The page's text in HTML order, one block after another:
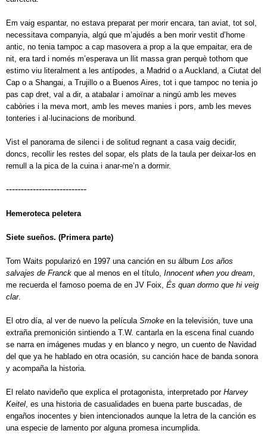
Em vaig espantar, no estava preparat per morir encara, tan aviat, tot sol,
necessitava companyia, algú que m’ajudés a ben morir vestit d’home
antic, no tenia tampoc a cap masovera a prop a la que empaitar, era de
nit, era tard i només m’esperava un llit massa gran perquè tothom que
estimo viu literalment a les antípodes, a Madrid o a Auckland, a Ciutat del
Cap o a Shangai, a Trujillo o a Buenos Aires, tot i que tampoc no tenia jo
pas cap dret, val a dir, a atabalar i amoïnar a ningú amb les meves
cabòries i la meva mort, amb les meves manies i pors, amb les meves
tonteries i al·lucinacions de moribund.
Vist el panorama de silenci i de solitud regnant a casa vaig decidir,
doncs, recollir les restes del sopar, els plats de la taula per deixar-los en
remull a la pica de la cuina i anar-me’n a dormir.
---------------------------
Hemeroteca peletera
Siete sueños. (Primera parte)
Tom Waits popularizó en 1997 una canción en su álbum Los años
salvajes de Franck que al menos en el título, Innocent when you dream
me recuerda el famoso poema de en JV Foix, És quan dormo que hi veig
clar.
El otro día, al ver de nuevo la película Smoke en la televisión, tuve una
extraña premonición sintiendo a T.W. cantarla en la escena final cuando
se narra en imágenes mudas y en blanco y negro, un cuento de Navidad
del que ya he hablado en otra ocasión, su canción hace de banda sonora
y acompaña la historia.
El relato navideño que explica el protagonista, interpretado por Harvey
Keitel , es una historia de casualidades en buena parte buscadas, de
engaños inocentes y bien intencionados aunque la letra de la canción es
una especie de lamento por alguna promesa incumplida.